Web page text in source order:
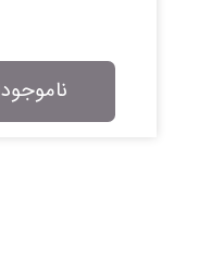
ناموجود